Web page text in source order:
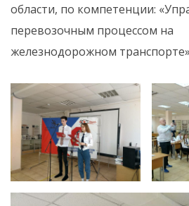
области, по компетенции:
перевозочным процессом на
железнодорожном